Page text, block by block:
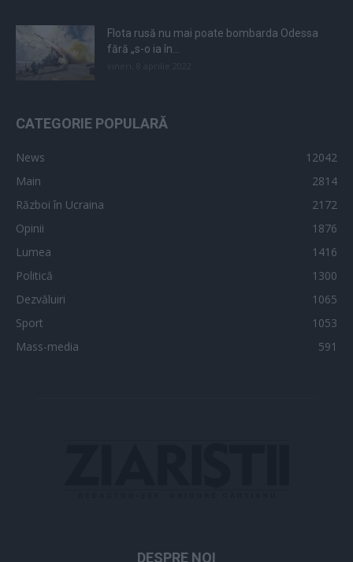
Flota rusă nu mai poate bombarda Odessa
fără „s-o ia în...
CATEGORIE POPULARĂ
News
12042
Main
2814
Război în Ucraina
2172
Opinii
1876
Lumea
1416
Politică
1300
Dezvăluiri
1065
Sport
1053
Mass-media
591
DESPRE NOI